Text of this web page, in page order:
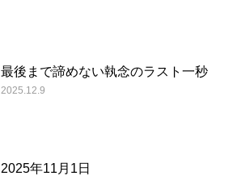
最後まで諦めない執念のラスト一秒
2025.12.9
2025年11月1日